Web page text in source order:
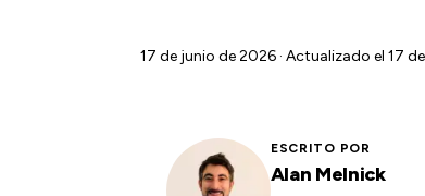
17 de junio de 2026 · Actualizado el 17
ESCRITO POR
Alan Melnick